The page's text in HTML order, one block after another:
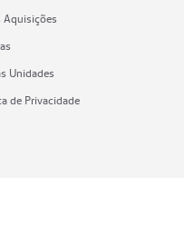
Aquisições
Unidades
de Privacidade